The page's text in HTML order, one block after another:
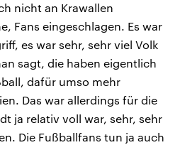
nicht an Krawallen
Fans eingeschlagen. Es war
es war sehr, sehr viel Volk
sagt, die haben eigentlich
dafür umso mehr
Das war allerdings für die
ja relativ voll war, sehr, sehr
Die Fußballfans tun ja auch